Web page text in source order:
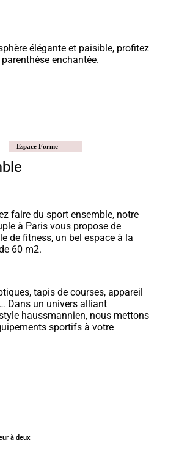
élégante et paisible, profitez
enchantée.
Espace Forme
faire du sport ensemble, notre
à Paris vous propose de
de fitness, un bel espace à la
60 m2.
tapis de courses, appareil
Dans un univers alliant
haussmannien, nous mettons
sportifs à votre
à deux